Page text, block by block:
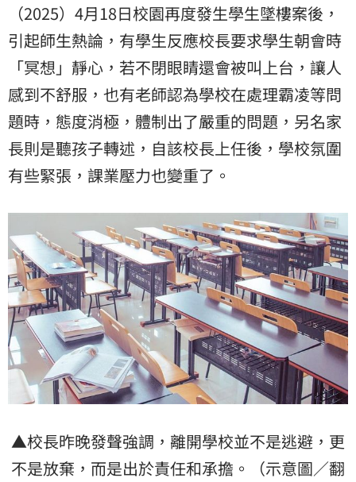
（2025）4月18日校園再度發生學生墜樓案後，
引起師生熱論，有學生反應校長要求學生朝會時
「冥想」靜心，若不閉眼睛還會被叫上台，讓人
感到不舒服，也有老師認為學校在處理霸凌等問
題時，態度消極，體制出了嚴重的問題，另名家
長則是聽孩子轉述，自該校長上任後，學校氛圍
有些緊張，課業壓力也變重了。
▲校長昨晚發聲強調，離開學校並不是逃避，更
不是放棄，而是出於責任和承擔。（示意圖／翻